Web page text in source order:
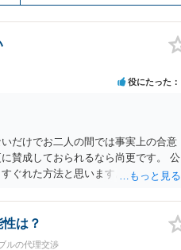
役にたった
だけでお二人の間では事実上の合意
賛成しておられるなら尚更です。 公
ぐれた方法と思います。
は？
ルの代理交渉